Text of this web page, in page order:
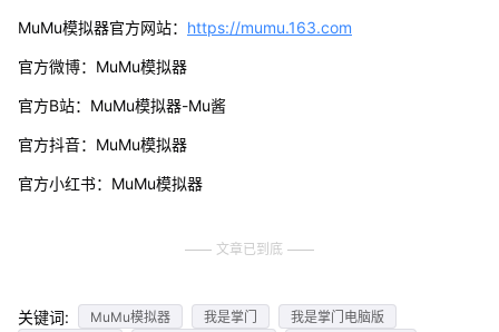
MuMu模拟器官方网站： https://mumu.163.com
官方微博：MuMu模拟器
官方B站：MuMu模拟器-Mu酱
官方抖音：MuMu模拟器
官方小红书：MuMu模拟器
文章已到底
关键词: MuMu模拟器 我是掌门
我是掌门电脑版